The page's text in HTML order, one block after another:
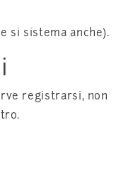
si sistema anche).
registrarsi, non